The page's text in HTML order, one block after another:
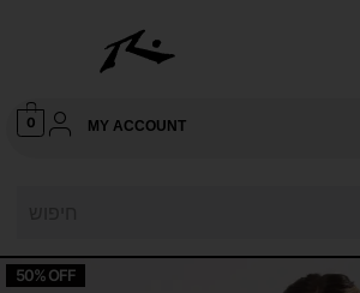
0 MY ACCOUNT
50% OFF